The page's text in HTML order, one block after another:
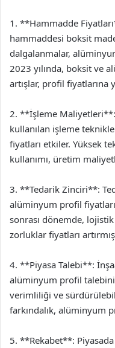
1. **Hammadde
hammaddesi boksit
dalgalanmalar,
2023 yılında, boksit ve
artışlar, profil fiyatlarına
2. **İşleme
kullanılan işleme
fiyatları etkiler. Yüksek
kullanımı, üretim
3. **Tedarik Zinciri**:
alüminyum profil
sonrası dönemde,
zorluklar fiyatları
4. **Piyasa Talebi**:
alüminyum profil talebini
verimliliği ve
farkındalık, alüminyum
5. **Rekabet**: